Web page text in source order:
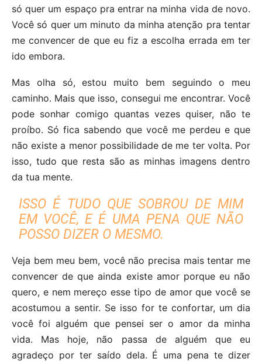
só quer um espaço pra entrar na minha vida de novo.
Você só quer um minuto da minha atenção pra tentar
me convencer de que eu fiz a escolha errada em ter
ido embora.
Mas olha só, estou muito bem seguindo o meu
caminho. Mais que isso, consegui me encontrar. Você
pode sonhar comigo quantas vezes quiser, não te
proíbo. Só fica sabendo que você me perdeu e que
não existe a menor possibilidade de me ter volta. Por
isso, tudo que resta são as minhas imagens dentro
da tua mente.
ISSO É TUDO QUE SOBROU DE MIM
EM VOCÊ, E É UMA PENA QUE NÃO
POSSO DIZER O MESMO.
Veja bem meu bem, você não precisa mais tentar me
convencer de que ainda existe amor porque eu não
quero, e nem mereço esse tipo de amor que você se
acostumou a sentir. Se isso for te confortar, um dia
você foi alguém que pensei ser o amor da minha
vida. Mas hoje, não passa de alguém que eu
agradeço por ter saído dela. É uma pena te dizer